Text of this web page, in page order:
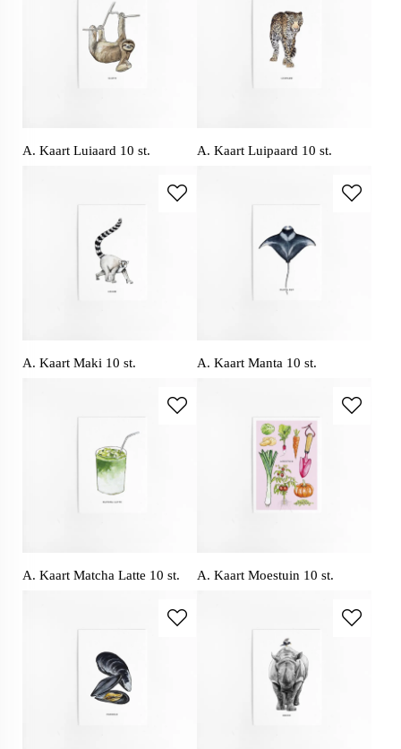
A. Kaart Luiaard 10 st. A. Kaart Luipaard 10 st.
A. Kaart Maki 10 st. A. Kaart Manta 10 st.
A. Kaart Matcha Latte 10 st. A. Kaart Moestuin 10 st.